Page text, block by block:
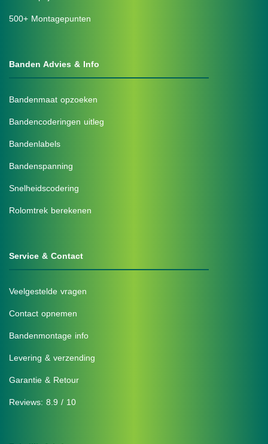
500+ Montagepunten
Banden Advies & Info
Bandenmaat opzoeken
Bandencoderingen uitleg
Bandenlabels
Bandenspanning
Snelheidscodering
Rolomtrek berekenen
Service & Contact
Veelgestelde vragen
Contact opnemen
Bandenmontage info
Levering & verzending
Garantie & Retour
Reviews: 8.9 / 10